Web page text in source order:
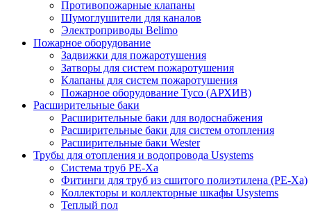
Противопожарные клапаны
Шумоглушители для каналов
Электроприводы Belimo
Пожарное оборудование
Задвижки для пожаротушения
Затворы для систем пожаротушения
Клапаны для систем пожаротушения
Пожарное оборудование Tyco (АРХИВ)
Расширительные баки
Расширительные баки для водоснабжения
Расширительные баки для систем отопления
Расширительные баки Wester
Трубы для отопления и водопровода Usystems
Система труб PE-Xa
Фитинги для труб из сшитого полиэтилена (PE-Xa)
Коллекторы и коллекторные шкафы Usystems
Теплый пол